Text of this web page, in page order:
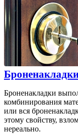
Броненакладки
комбинирования
или вся
этому свойству,
нереально.